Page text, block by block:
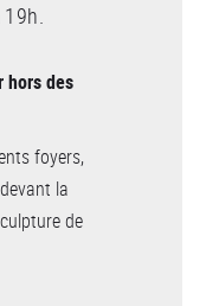
hors des
foyers,
la
de